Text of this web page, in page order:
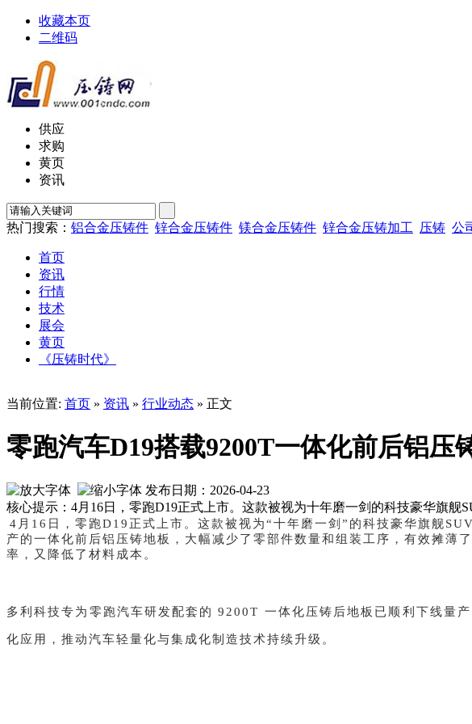
收藏本页
二维码
供应
求购
黄页
资讯
热门搜索： 铝合金压铸件 锌合金压铸件 镁合金压铸件 锌合金压铸加工 压铸 公
首页
资讯
行情
技术
展会
黄页
《压铸时代》
当前位置: 首页 » 资讯 » 行业动态 » 正文
零跑汽车D19搭载9200T一体化前后铝压
发布日期：2026-04-23
核心提示：4月16日，零跑D19正式上市。这款被视为十年磨一剑的科技豪华旗
4月16日，零跑D19正式上市。这款被视为“十年磨一剑”的科技豪华旗舰
产的一体化前后铝压铸地板，大幅减少了零部件数量和组装工序，有效摊薄
率，又降低了材料成本。
多利科技专为零跑汽车研发配套的 9200T 一体化压铸后地板已顺利下线量
化应用，推动汽车轻量化与集成化制造技术持续升级。